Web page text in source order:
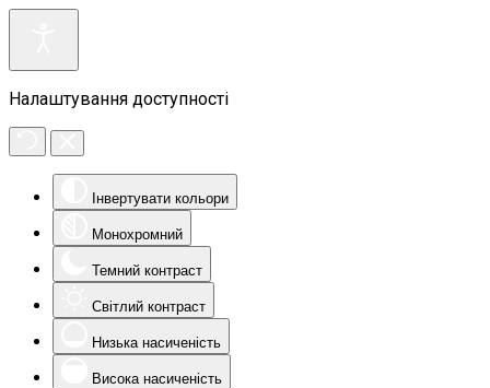
Налаштування доступності
Інвертувати кольори
Монохромний
Темний контраст
Світлий контраст
Низька насиченість
Висока насиченість